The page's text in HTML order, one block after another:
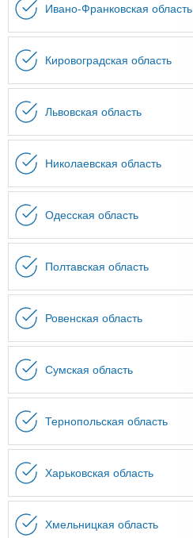
Ивано-Франковская область
Кировоградская область
Львовская область
Николаевская область
Одесская область
Полтавская область
Ровенская область
Сумская область
Тернопольская область
Харьковская область
Хмельницкая область